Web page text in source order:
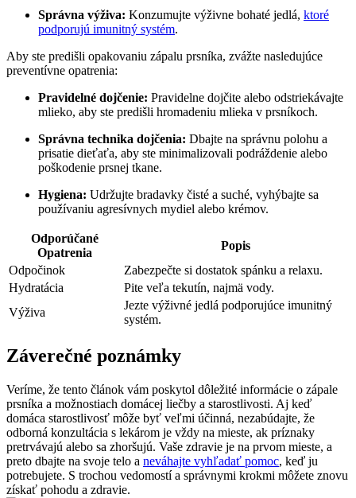
Správna ⁤výživa: Konzumujte výživne bohaté jedlá, ktoré
podporujú imunitný systém.
Aby ste predišli opakovaniu zápalu prsníka, zvážte nasledujúce
‍preventívne opatrenia:
Pravidelné dojčenie: Pravidelne dojčite alebo odstriekávajte
mlieko,‌ aby ste predišli hromadeniu mlieka⁣ v ‍prsníkoch.
Správna technika dojčenia: Dbajte na správnu polohu a
prisatie dieťaťa, aby ste minimalizovali podráždenie alebo
poškodenie ​prsnej tkane.
Hygiena: Udržujte bradavky čisté a suché, vyhýbajte sa
používaniu agresívnych mydiel alebo krémov.
Odporúčané
Opatrenia
Popis
Odpočinok
Zabezpečte si dostatok spánku ⁤a ‌relaxu.
Hydratácia
Pite veľa tekutín, najmä vody.
Výživa
Jezte výživné jedlá⁤ podporujúce imunitný
systém.
Záverečné poznámky
Veríme, že tento článok vám poskytol dôležité ​informácie⁣ o zápale
prsníka a možnostiach domácej liečby a starostlivosti. Aj keď
domáca ​starostlivosť môže byť veľmi účinná, nezabúdajte, že
odborná konzultácia s ⁤lekárom je vždy na‌ mieste, ‌ak príznaky
pretrvávajú alebo sa⁣ zhoršujú. Vaše zdravie je na prvom mieste, ​a
preto dbajte na svoje telo a neváhajte vyhľadať pomoc, keď⁣ ju
potrebujete. S trochou vedomostí a správnymi⁢ krokmi môžete znovu
získať pohodu a zdravie.